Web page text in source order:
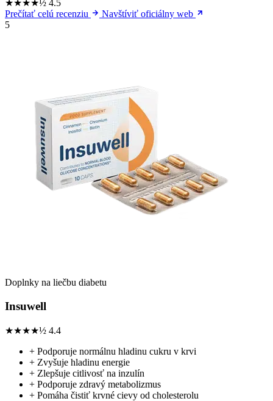
★★★★½ 4.5
Prečítať celú recenziu
Navštíviť oficiálny web
5
Doplnky na liečbu diabetu
Insuwell
★★★★½ 4.4
+ Podporuje normálnu hladinu cukru v krvi
+ Zvyšuje hladinu energie
+ Zlepšuje citlivosť na inzulín
+ Podporuje zdravý metabolizmus
+ Pomáha čistiť krvné cievy od cholesterolu